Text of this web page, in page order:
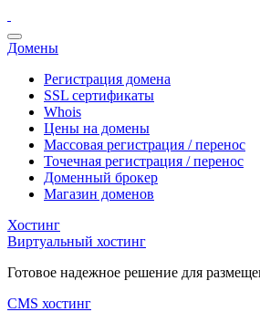
Домены
Регистрация домена
SSL сертификаты
Whois
Цены на домены
Массовая регистрация / перенос
Точечная регистрация / перенос
Доменный брокер
Магазин доменов
Хостинг
Виртуальный хостинг
Готовое надежное решение для
CMS хостинг